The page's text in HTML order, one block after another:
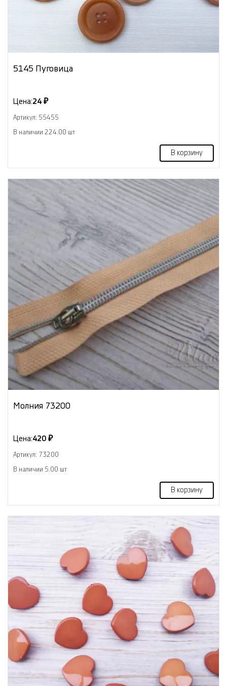
5145 Пуговица
Цена:24 ₽
Артикул: 55455
В наличии 224.00 шт
В корзину
Молния 73200
Цена:420 ₽
Артикул: 73200
В наличии 5.00 шт
В корзину